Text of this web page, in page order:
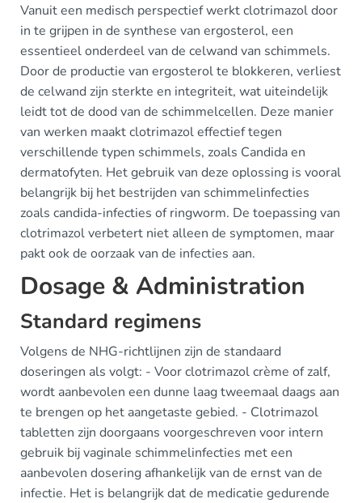
Vanuit een medisch perspectief werkt clotrimazol door
in te grijpen in de synthese van ergosterol, een
essentieel onderdeel van de celwand van schimmels.
Door de productie van ergosterol te blokkeren, verliest
de celwand zijn sterkte en integriteit, wat uiteindelijk
leidt tot de dood van de schimmelcellen. Deze manier
van werken maakt clotrimazol effectief tegen
verschillende typen schimmels, zoals Candida en
dermatofyten. Het gebruik van deze oplossing is vooral
belangrijk bij het bestrijden van schimmelinfecties
zoals candida-infecties of ringworm. De toepassing van
clotrimazol verbetert niet alleen de symptomen, maar
pakt ook de oorzaak van de infecties aan.
Dosage & Administration
Standard regimens
Volgens de NHG-richtlijnen zijn de standaard
doseringen als volgt: - Voor clotrimazol crème of zalf,
wordt aanbevolen een dunne laag tweemaal daags aan
te brengen op het aangetaste gebied. - Clotrimazol
tabletten zijn doorgaans voorgeschreven voor intern
gebruik bij vaginale schimmelinfecties met een
aanbevolen dosering afhankelijk van de ernst van de
infectie. Het is belangrijk dat de medicatie gedurende